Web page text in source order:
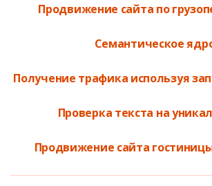
Продвижение сайта по
Семантическое
Получение трафика используя
Проверка текста на
Продвижение сайта